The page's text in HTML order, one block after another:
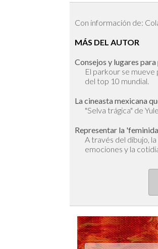
Con información de:
MÁS DEL AUTOR
Consejos y lugares
El parkour se
del top 10 mundial.
La cineasta mexicana
"Selva trágica" de
Representar la
A través del dibujo,
emociones y la